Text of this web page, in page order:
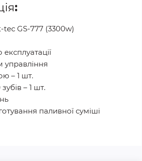
:
GS-777 (3300w)
управління
– 1 шт.
– 1 шт.
паливної суміші